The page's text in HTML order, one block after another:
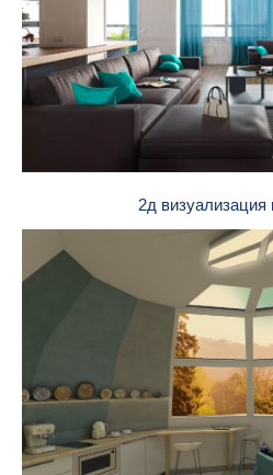
2д визуализация